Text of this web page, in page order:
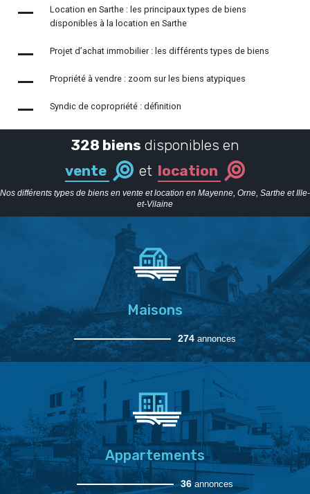
Location en Sarthe : les principaux types de biens
disponibles à la location en Sarthe
Projet d’achat immobilier : les différents types de biens
Propriété à vendre : zoom sur les biens atypiques
Syndic de copropriété : définition
328 biens disponibles en
vente
et location
Nos différents types de biens en vente et location en Mayenne, Orne, Sarthe et Ille-
et-Vilaine
Maisons
274 annonces
Appartements
36annonces